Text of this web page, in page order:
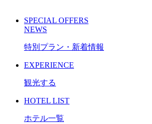
SPECIAL OFFERS
NEWS
特別プラン・新着情報
EXPERIENCE
観光する
HOTEL LIST
ホテル一覧